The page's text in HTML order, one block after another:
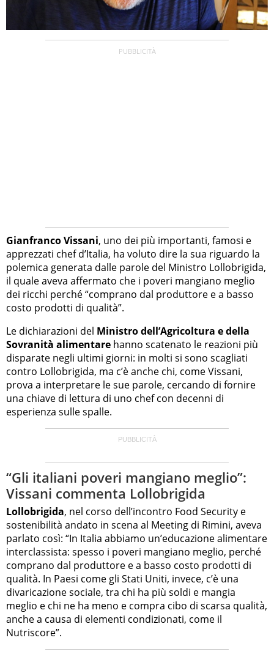
Gianfranco Vissani, uno dei più importanti, famosi e
apprezzati chef d’Italia, ha voluto dire la sua riguardo la
polemica generata dalle parole del Ministro Lollobrigida,
il quale aveva affermato che i poveri mangiano meglio
dei ricchi perché “comprano dal produttore e a basso
costo prodotti di qualità”.
Le dichiarazioni del Ministro dell’Agricoltura e della
Sovranità alimentare hanno scatenato le reazioni più
disparate negli ultimi giorni: in molti si sono scagliati
contro Lollobrigida, ma c’è anche chi, come Vissani,
prova a interpretare le sue parole, cercando di fornire
una chiave di lettura di uno chef con decenni di
esperienza sulle spalle.
“Gli italiani poveri mangiano meglio”:
Vissani commenta Lollobrigida
Lollobrigida, nel corso dell’incontro Food Security e
sostenibilità andato in scena al Meeting di Rimini, aveva
parlato così: “In Italia abbiamo un’educazione alimentare
interclassista: spesso i poveri mangiano meglio, perché
comprano dal produttore e a basso costo prodotti di
qualità. In Paesi come gli Stati Uniti, invece, c’è una
divaricazione sociale, tra chi ha più soldi e mangia
meglio e chi ne ha meno e compra cibo di scarsa qualità,
anche a causa di elementi condizionati, come il
Nutriscore”.